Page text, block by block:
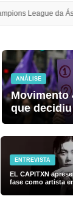
Polícia da
ANÁLISE
Movimento
que
ENTREVISTA
EL CAPITXN
fase como artista